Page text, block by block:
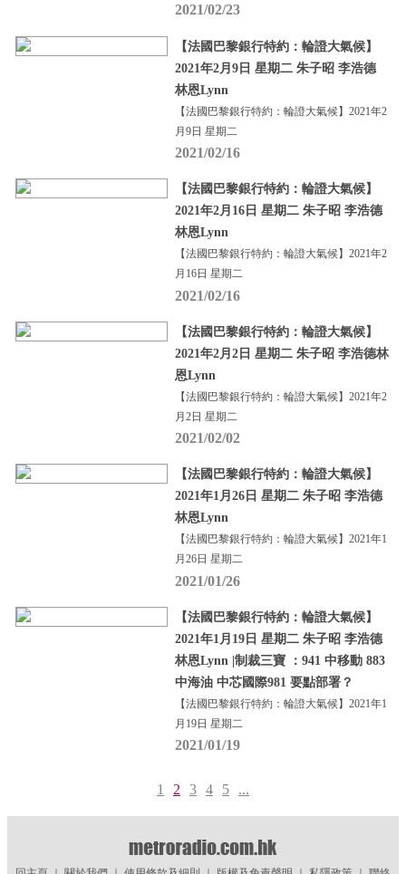
2021/02/23
【法國巴黎銀行特約：輪證大氣候】
2021年2月9日 星期二 朱子昭 李浩德
林恩Lynn
【法國巴黎銀行特約：輪證大氣候】2021年2
月9日 星期二
2021/02/16
【法國巴黎銀行特約：輪證大氣候】
2021年2月16日 星期二 朱子昭 李浩德
林恩Lynn
【法國巴黎銀行特約：輪證大氣候】2021年2
月16日 星期二
2021/02/16
【法國巴黎銀行特約：輪證大氣候】
2021年2月2日 星期二 朱子昭 李浩德林
恩Lynn
【法國巴黎銀行特約：輪證大氣候】2021年2
月2日 星期二
2021/02/02
【法國巴黎銀行特約：輪證大氣候】
2021年1月26日 星期二 朱子昭 李浩德
林恩Lynn
【法國巴黎銀行特約：輪證大氣候】2021年1
月26日 星期二
2021/01/26
【法國巴黎銀行特約：輪證大氣候】
2021年1月19日 星期二 朱子昭 李浩德
林恩Lynn |制裁三寶 ：941 中移動 883
中海油 中芯國際981 要點部署？
【法國巴黎銀行特約：輪證大氣候】2021年1
月19日 星期二
2021/01/19
1 2 3 4 5 ...